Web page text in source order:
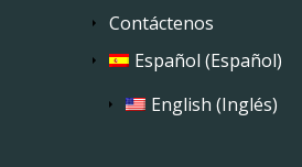
Contáctenos
Español (Español)
English (Inglés)